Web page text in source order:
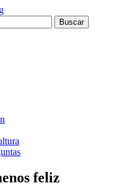
feliz